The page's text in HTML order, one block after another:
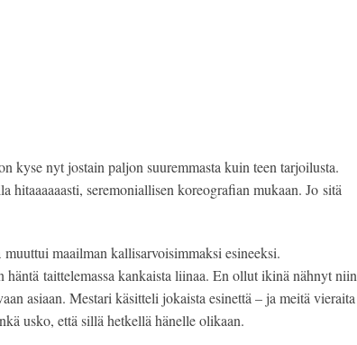
kyse nyt jostain paljon suuremmasta kuin teen tarjoilusta.
seremoniallisen koreografian mukaan. Jo sitä
maailman kallisarvoisimmaksi esineeksi.
taittelemassa kankaista liinaa. En ollut ikinä nähnyt niin
asiaan. Mestari käsitteli jokaista esinettä – ja meitä vieraita
usko, että sillä hetkellä hänelle olikaan.